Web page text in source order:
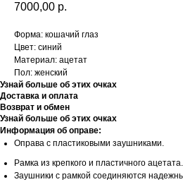
7000,00 р.
Форма: кошачий глаз
Цвет: синий
Материал: ацетат
Пол: женский
Узнай больше об этих очках
Доставка и оплата
Возврат и обмен
Узнай больше об этих очках
Информация об оправе:
Оправа с пластиковыми заушниками.
Рамка из крепкого и пластичного ацетата.
Заушники с рамкой соединяются